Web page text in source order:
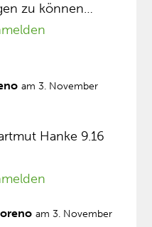
zu können…
am 3. November
Hanke 9.16
am 3. November